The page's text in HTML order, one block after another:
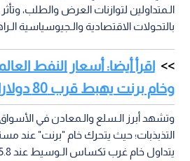
الـمتداولين لتوازنات العرض والطلب،
بالتحولات الاقتصادية والـجيوسياسية
وخام برنت يهبط قرب 80 دولارا للبرميل
وتشهد أبرز الـسلع والـمعادن في الأسواق